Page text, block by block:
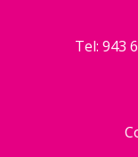
Tel: 943